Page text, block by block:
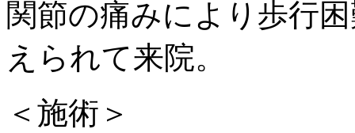
関節の痛みにより歩行
えられて来院。
＜施術＞